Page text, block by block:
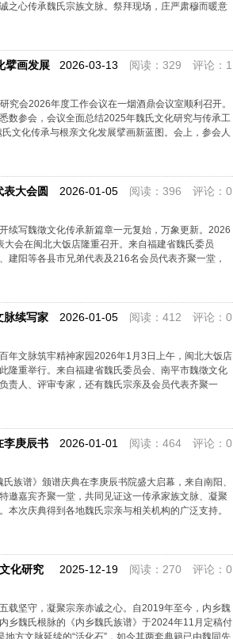
之心传承魏氏宗族文脉。祭拜现场，庄严肃穆而暖意
2026-03-13 阅读：329 评论：1
擘画发展
究会2026年度工作会议在一烟酒鼎会议室顺利召开。
数参会，会议全面总结2025年魏氏文化研究与传承工
文化传承与根亲文化发展擘画新蓝图。会上，参会人
2026-01-05阅读：396 评论：0
大会圆
续写魏徵文化传承新篇章一元复始，万象更新。2026
会在闽北大饭店隆重召开。来自福建省魏氏委员
建阳等各县市兄弟代表及216名会员代表齐聚一堂，
2026-01-05阅读：412 评论：0
脉续写家
年文脉筑牢精神家园2026年1月3日上午，闽北大饭店
隆重举行。来自福建省魏氏委员会、南平市魏徵文化
责人、评审专家，还有魏氏宗亲及会员代表齐聚一
2026-01-01 阅读：464 评论：0
李庚辰书
族谱》颁谱庆典在李庚辰书院盛大启幕，来自南阳、
邀嘉宾齐聚一堂，共同见证这一传承家族文脉、凝聚
次庆典得到各地魏氏宗亲与相关机构的广泛支持。
2025-12-19阅读：270 评论：0
化研究
载坚守，凝聚宗亲赤诚之心。自2019年至今，内乡魏
乡魏氏根脉的《内乡魏氏族谱》于2024年11月定稿付
方文脉延续的“活化石”，如今其两套典籍已由魏同先